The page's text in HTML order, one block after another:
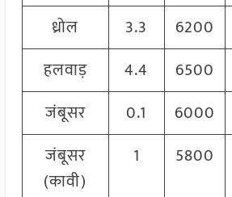
ध्रोल
3.3 6200
हलवाड़
4.4 6500
जंबूसर
0.1 6000
जंबूसर
(कावी)
1 5800